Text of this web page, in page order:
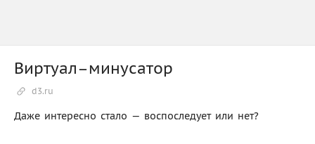
Виртуал–минусатор
d3.ru
Даже интересно стало — воспоследует или нет?